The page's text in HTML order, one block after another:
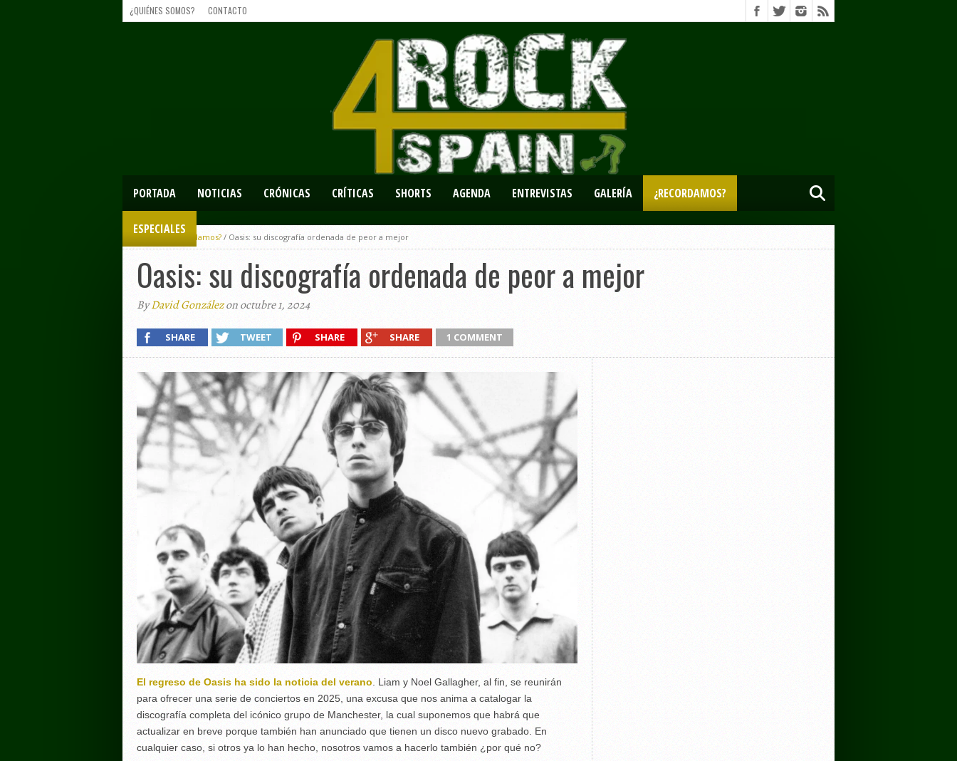
¿QUIÉNES SOMOS? CONTACTO
PORTADA NOTICIAS CRÓNICAS CRÍTICAS SHORTS AGENDA ENTREVISTAS GALERÍA ¿RECORDAMOS?
ESPECIALES
¿Recordamos? / Oasis: su discografía ordenada de peor a mejor
Oasis: su discografía ordenada de peor a mejor
ByDavid Gonzálezon octubre 1, 2024
SHARE TWEET SHARE SHARE 1 COMMENT
El regreso de Oasis ha sido la noticia del verano. Liam y Noel Gallagher, al fin, se reunirán
para ofrecer una serie de conciertos en 2025, una excusa que nos anima a catalogar la
discografía completa del icónico grupo de Manchester, la cual suponemos que habrá que
actualizar en breve porque también han anunciado que tienen un disco nuevo grabado. En
cualquier caso, si otros ya lo han hecho, nosotros vamos a hacerlo también ¿por qué no?